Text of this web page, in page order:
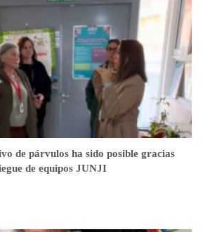
de párvulos ha sido posible gracias
de equipos JUNJI